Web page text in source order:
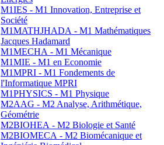
M1IES - M1 Innovation, Entreprise et
Société
M1MATHJHADA - M1 Mathématiques
Jacques Hadamard
M1MECHA - M1 Mécanique
M1MIE - M1 en Economie
M1MPRI - M1 Fondements de
l'Informatique MPRI
M1PHYSICS - M1 Physique
M2AAG - M2 Analyse, Arithmétique,
Géométrie
M2BIOHEA - M2 Biologie et Santé
M2BIOMECA - M2 Biomécanique et